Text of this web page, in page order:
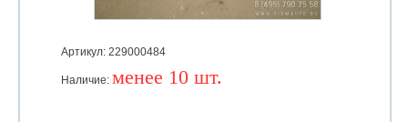
Артикул: 229000484
Наличие: менее 10 шт.